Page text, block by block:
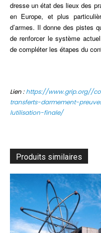
dresse un état des lieux des
en Europe, et plus
d’armes. Il donne des pistes
de renforcer le système
de compléter les étapes du
Lien :https://www.grip.org//
transferts-darmement-
lutilisation-finale/
Produits similaires